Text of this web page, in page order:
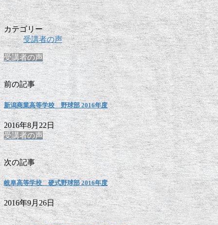
カテゴリー
受講者の声
受講者の声
前の記事
新潟商業高等学校 野球部 2016年度
2016年8月22日
受講者の声
次の記事
岐阜高等学校 硬式野球部 2016年度
2016年9月26日